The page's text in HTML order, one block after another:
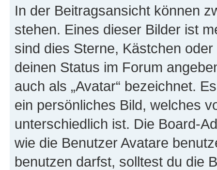
In der Beitragsansicht können
stehen. Eines dieser Bilder ist
sind dies Sterne, Kästchen
deinen Status im Forum
auch als „Avatar“ bezeichnet.
ein persönliches Bild, welches
unterschiedlich ist. Die Board-
wie die Benutzer Avatare
benutzen darfst, solltest du die